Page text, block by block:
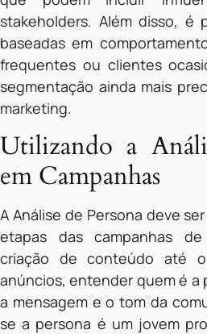
stakeholders. Além disso, é
baseadas em
frequentes ou clientes
segmentação ainda mais
marketing.
Utilizando a
em Campanhas
A Análise de Persona deve
etapas das campanhas
criação de conteúdo até
anúncios, entender quem é a
a mensagem e o tom da
se a persona é um jovem